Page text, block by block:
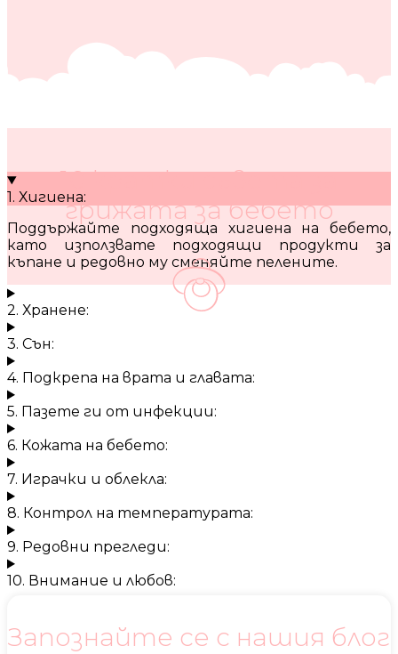
10 кратки съвета за
грижата за бебето
1. Хигиена:
Поддържайте подходяща хигиена на бебето,
като използвате подходящи продукти за
къпане и редовно му сменяйте пелените.
2. Хранене:
3. Сън:
4. Подкрепа на врата и главата:
5. Пазете ги от инфекции:
6. Кожата на бебето:
7. Играчки и облекла:
8. Контрол на температурата:
9. Редовни прегледи:
10. Внимание и любов:
Запознайте се с нашия блог